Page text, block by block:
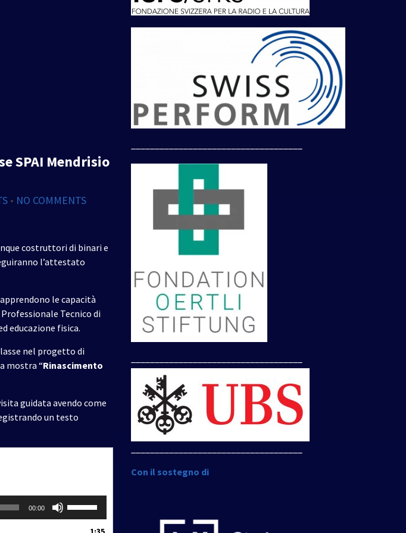
SPAI Mendrisio
• NO COMMENTS
costruttori di binari e
l’attestato
le capacità
Tecnico di
educazione fisica.
nel progetto di
mostra “Rinascimento
guidata avendo come
un testo
00:00
Con il sostegno di